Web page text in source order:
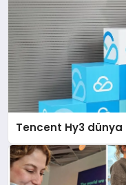
Tencent Hy3